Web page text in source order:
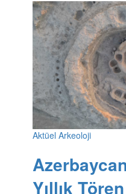
Aktüel Arkeoloji
Yıllık